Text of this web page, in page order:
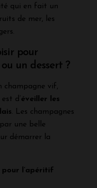
qui en fait un
de mer, les
pour
un dessert ?
champagne vif,
d’éveiller les
. Les champagnes
une belle
démarrer la
pour l’apéritif